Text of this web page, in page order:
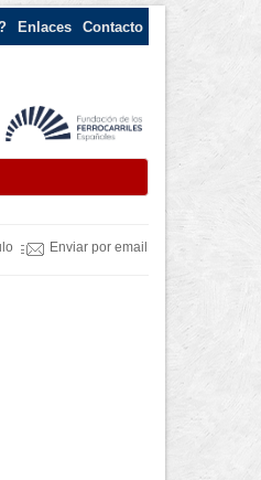
Enlaces Contacto
Enviar por email